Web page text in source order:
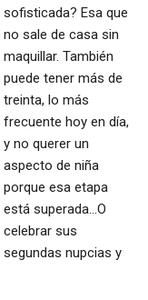
sofisticada? Esa que
no sale de casa sin
maquillar. También
puede tener más de
treinta, lo más
frecuente hoy en día,
y no querer un
aspecto de niña
porque esa etapa
está superada...O
celebrar sus
segundas nupcias y